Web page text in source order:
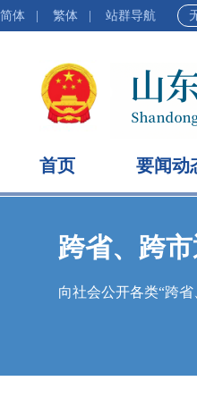
简体 繁体 站群导航
首页 要闻动
跨省、跨
向社会公开各类“跨